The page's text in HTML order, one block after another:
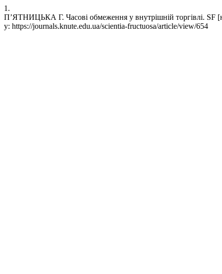
1.
П’ЯТНИЦЬКА Г. Часові обмеження у внутрішній торгівлі. SF
у: https://journals.knute.edu.ua/scientia-fructuosa/article/view/654